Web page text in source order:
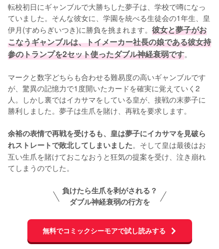
転校初日にギャンブルで大勝ちした夢子は、学校で噂になっ
ていました。そんな彼女に、学園を統べる生徒会の1年生、皇
伊月(すめらぎいつき)に勝負を挑まれます。 彼女と夢子がお
こなうギャンブルは、トイメーカー社長の娘である彼女持
参のトランプを2セット使ったダブル神経衰弱です。
マークと数字どちらも合わせる難易度の高いギャンブルです
が、驚異の記憶力で1度開いたカードを確実に覚えていく2
人。しかし裏ではイカサマをしている皇が、接戦の末夢子に
勝利しました。夢子は生爪を賭け、再戦を要求します。
余裕の表情で再戦を受けるも、皇は夢子にイカサマを見破ら
れストレートで敗北してしまいました。そして皇は最後はお
互い生爪を賭けておこなおうと狂気の提案を受け、泣き崩れ
てしまうのでした。
負けたら生爪を剥がされる？
ダブル神経衰弱の行方を
無料でコミックシーモアで試し読みする